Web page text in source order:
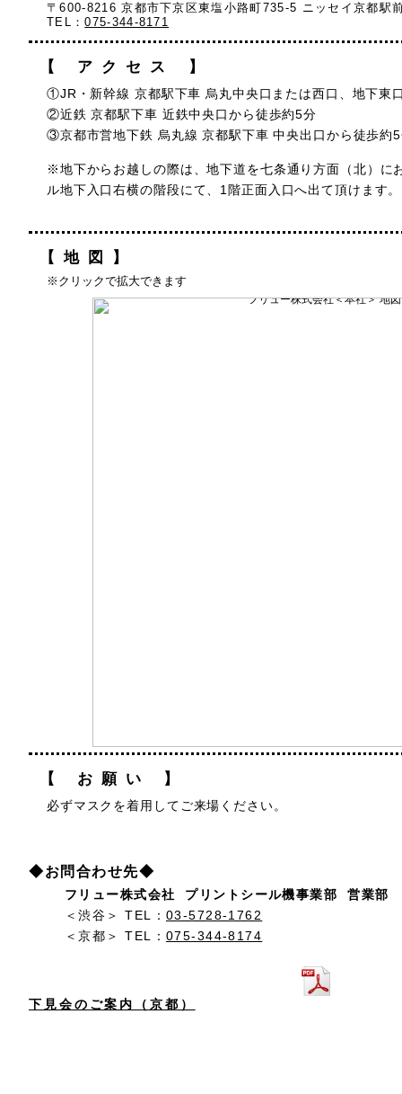
〒600-8216 京都市下京区東塩小路町735-5 ニッセイ京都駅
TEL：075-344-8171
【 アクセス 】
①JR・新幹線 京都駅下車 烏丸中央口または西口、地下東
②近鉄 京都駅下車 近鉄中央口から徒歩約5分
③京都市営地下鉄 烏丸線 京都駅下車 中央出口から徒歩約
※地下からお越しの際は、地下道を七条通り方面（北）に
ル地下入口右横の階段にて、1階正面入口へ出て頂けます。
【地図】
※クリックで拡大できます
【 お願い 】
必ずマスクを着用してご来場ください。
◆お問合わせ先◆
フリュー株式会社 プリントシール機事業部 営業部
＜渋谷＞ TEL： 03-5728-1762
＜京都＞ TEL： 075-344-8174
下見会のご案内（京都）